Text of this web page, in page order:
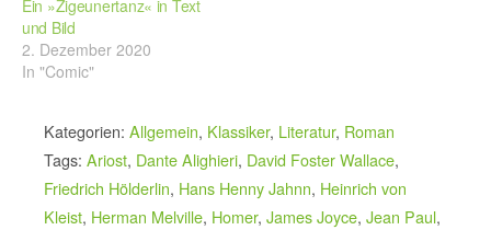
Ein »Zigeunertanz« in Text
und Bild
2. Dezember 2020
In "Comic"
Kategorien: Allgemein, Klassiker, Literatur, Roman
Tags: Ariost, Dante Alighieri, David Foster Wallace,
Friedrich Hölderlin, Hans Henny Jahnn, Heinrich von
Kleist, Herman Melville, Homer, James Joyce, Jean Paul,